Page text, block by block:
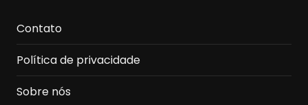
Contato
Política de privacidade
Sobre nós